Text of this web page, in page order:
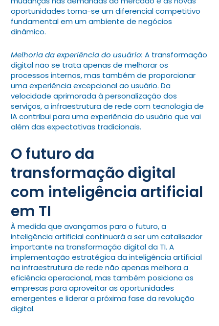
oportunidades torna-se um diferencial competitivo
fundamental em um ambiente de negócios
dinâmico.
Melhoria da experiência do usuário: A transformação
digital não se trata apenas de melhorar os
processos internos, mas também de proporcionar
uma experiência excepcional ao usuário. Da
velocidade aprimorada à personalização dos
serviços, a infraestrutura de rede com tecnologia de
IA contribui para uma experiência do usuário que vai
além das expectativas tradicionais.
O futuro da
transformação digital
com inteligência artificial
em TI
À medida que avançamos para o futuro, a
inteligência artificial continuará a ser um catalisador
importante na transformação digital da TI. A
implementação estratégica da inteligência artificial
na infraestrutura de rede não apenas melhora a
eficiência operacional, mas também posiciona as
empresas para aproveitar as oportunidades
emergentes e liderar a próxima fase da revolução
digital.